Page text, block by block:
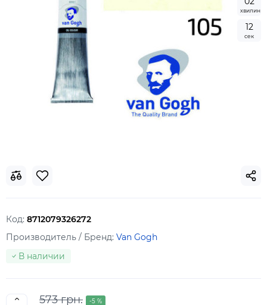
хвилин
12
сек
Код: 8712079326272
Производитель / Бренд: Van Gogh
В наличии
573 грн. -5 %